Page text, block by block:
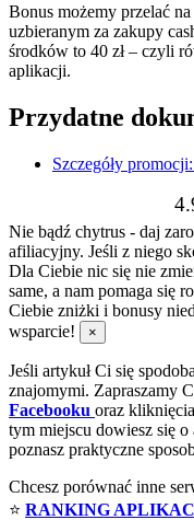
Bonus możemy przelać
uzbieranym za zakupy
środków to 40 zł – czyli
aplikacji.
Przydatne
Szczegóły
Nie bądź chytrus - daj
afiliacyjny. Jeśli z niego
Dla Ciebie nic się nie
same, a nam pomaga się
Ciebie zniżki i bonusy
wsparcie!
×
Jeśli artykuł Ci się
znajomymi. Zapraszamy
Facebooku oraz kliknięcia
tym miejscu dowiesz się
poznasz praktyczne
Chcesz porównać inne
⭐ RANKING